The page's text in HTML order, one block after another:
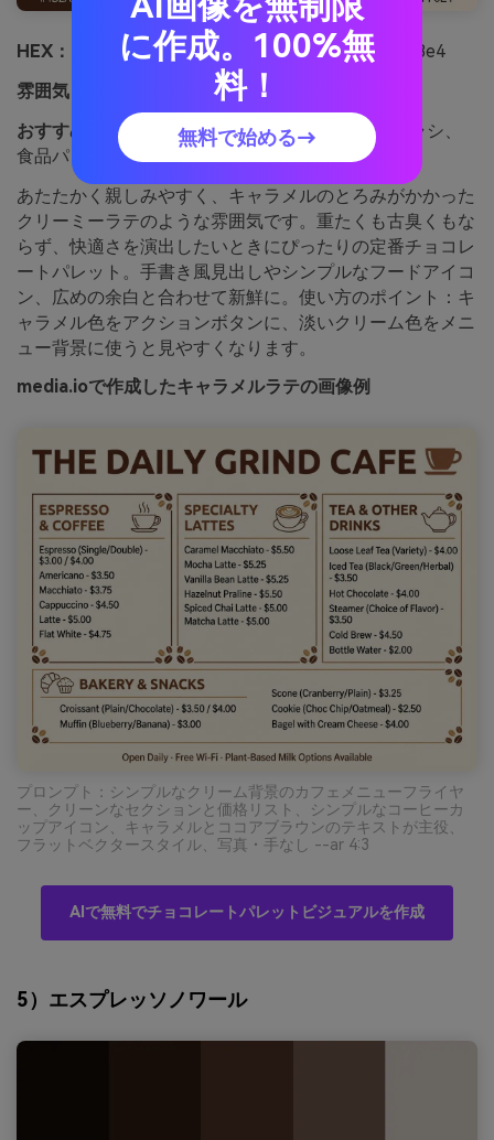
HEX：
#4b2a1a #7b4a2a #b77a44 #e1c09b #fff3e4
雰囲気：
あたたかく親しみやすい
おすすめ用途：
カフェのメニュー、ベーカリーチラシ、
食品パッケージインサート
あたたかく親しみやすく、キャラメルのとろみがかかった
クリーミーラテのような雰囲気です。重たくも古臭くもな
らず、快適さを演出したいときにぴったりの定番チョコレ
ートパレット。手書き風見出しやシンプルなフードアイコ
ン、広めの余白と合わせて新鮮に。使い方のポイント：キ
ャラメル色をアクションボタンに、淡いクリーム色をメニ
ュー背景に使うと見やすくなります。
media.ioで作成したキャラメルラテの画像例
プロンプト：シンプルなクリーム背景のカフェメニューフライヤ
ー、クリーンなセクションと価格リスト、シンプルなコーヒーカ
ップアイコン、キャラメルとココアブラウンのテキストが主役、
フラットベクタースタイル、写真・手なし --ar 4:3
AIで無料でチョコレートパレットビジュアルを作成
5）エスプレッソノワール
に作成。100%無
料！
無料で始める→